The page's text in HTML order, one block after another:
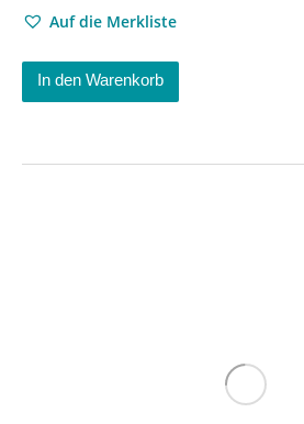
Auf die Merkliste
In den Warenkorb